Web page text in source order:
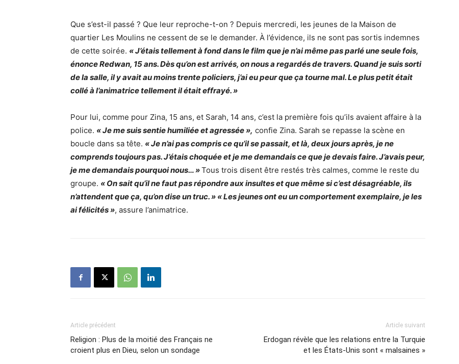
Que s’est-il passé ? Que leur reproche-t-on ? Depuis mercredi, les jeunes de la Maison de
quartier Les Moulins ne cessent de se le demander. À l’évidence, ils ne sont pas sortis indemnes
de cette soirée. « J’étais tellement à fond dans le film que je n’ai même pas parlé une seule fois,
énonce Redwan, 15 ans. Dès qu’on est arrivés, on nous a regardés de travers. Quand je suis sorti
de la salle, il y avait au moins trente policiers, j’ai eu peur que ça tourne mal. Le plus petit était
collé à l’animatrice tellement il était effrayé. »
Pour lui, comme pour Zina, 15 ans, et Sarah, 14 ans, c’est la première fois qu’ils avaient affaire à la
police. « Je me suis sentie humiliée et agressée », confie Zina. Sarah se repasse la scène en
boucle dans sa tête. « Je n’ai pas compris ce qu’il se passait, et là, deux jours après, je ne
comprends toujours pas. J’étais choquée et je me demandais ce que je devais faire. J’avais peur,
je me demandais pourquoi nous… »Tous trois disent être restés très calmes, comme le reste du
groupe. « On sait qu’il ne faut pas répondre aux insultes et que même si c’est désagréable, ils
n’attendent que ça, qu’on dise un truc. » « Les jeunes ont eu un comportement exemplaire, je les
ai félicités », assure l’animatrice.
Article précédent
Religion : Plus de la moitié des Français ne
croient plus en Dieu, selon un sondage
Article suivant
Erdogan révèle que les relations entre la Turquie
et les États-Unis sont « malsaines »